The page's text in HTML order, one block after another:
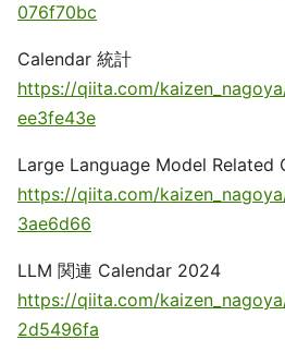
076f70bc
Calendar 統計
https://qiita.com/
ee3fe43e
Large Language Model Related
https://qiita.com/
3ae6d66
LLM 関連 Calendar 2024
https://qiita.com/
2d5496fa